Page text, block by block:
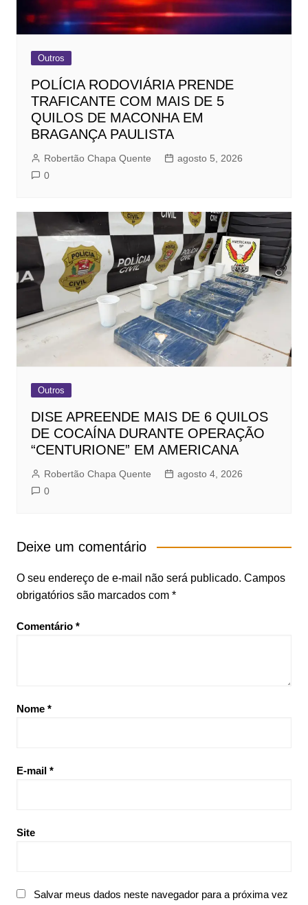
Outros
POLÍCIA RODOVIÁRIA PRENDE
TRAFICANTE COM MAIS DE 5
QUILOS DE MACONHA EM
BRAGANÇA PAULISTA
Robertão Chapa Quente
agosto 5, 2026
0
Outros
DISE APREENDE MAIS DE 6 QUILOS
DE COCAÍNA DURANTE OPERAÇÃO
“CENTURIONE” EM AMERICANA
Robertão Chapa Quente
agosto 4, 2026
0
Deixe um comentário
O seu endereço de e-mail não será publicado. Campos
obrigatórios são marcados com *
Comentário *
Nome *
E-mail *
Site
Salvar meus dados neste navegador para a próxima vez